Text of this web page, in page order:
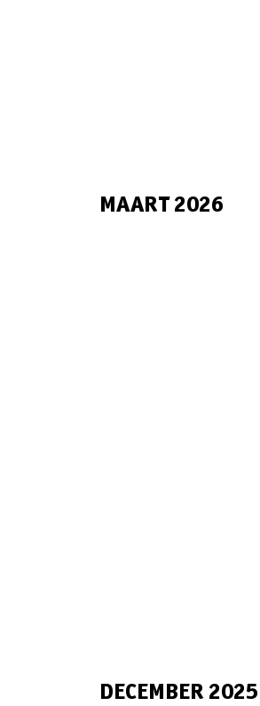
MAART 2026
DECEMBER 2025